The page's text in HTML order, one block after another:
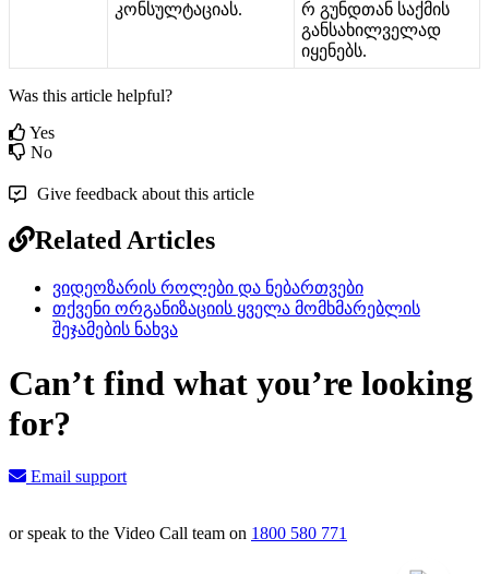
კონსულტაციას.
რ გუნდთან საქმის
განსახილველად
იყენებს.
Was this article helpful?
Yes
No
Give feedback about this article
Related Articles
ვიდეოზარის როლები და ნებართვები
თქვენი ორგანიზაციის ყველა მომხმარებლის
შეჯამების ნახვა
Can’t find what you’re looking
for?
Email support
or speak to the Video Call team on 1800 580 771